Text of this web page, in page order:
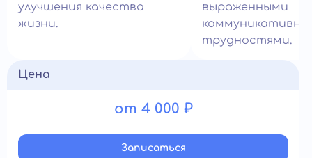
улучшения качества
жизни.
выраженными
трудностями.
Цена
от 4 000 ₽
Записатьcя